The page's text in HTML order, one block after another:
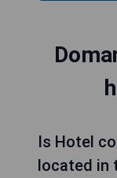
Is Hotel
located in